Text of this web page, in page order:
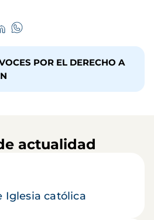
POR EL DERECHO A
actualidad
Iglesia católica